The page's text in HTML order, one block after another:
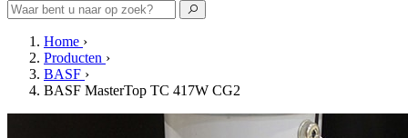
Home ›
Producten ›
BASF ›
BASF MasterTop TC 417W CG2